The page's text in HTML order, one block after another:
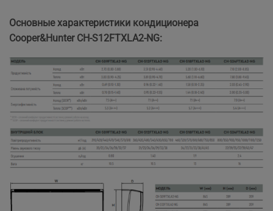
Основные характеристики кондиционера
Cooper&Hunter CH-S12FTXLA2-NG: